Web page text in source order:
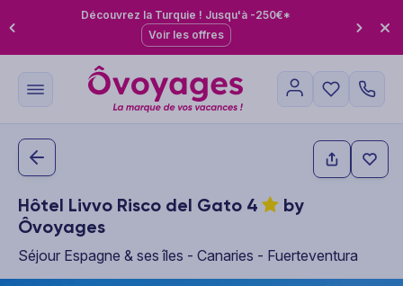
Découvrez la Turquie ! Jusqu'à -250€*
Voir les offres
Hôtel Livvo Risco del Gato 4
by
Ôvoyages
Séjour Espagne & ses îles - Canaries - Fuerteventura